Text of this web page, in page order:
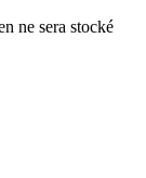
ne sera stocké